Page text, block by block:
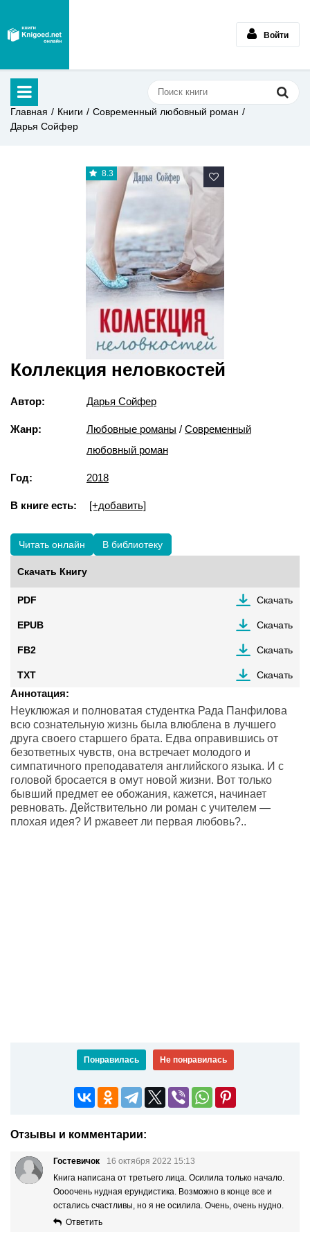
Войти
Главная Книги
Современный любовный роман
Дарья Сойфер
8.3
Коллекция неловкостей
Автор: Дарья Сойфер
Жанр: Любовные романы / Современный
любовный роман
Год: 2018
В книге есть: [+добавить]
Читать онлайн В библиотеку
Скачать Книгу
PDF Скачать
EPUB Скачать
FB2 Скачать
TXT Скачать
Аннотация:
Неуклюжая и полноватая студентка Рада Панфилова
всю сознательную жизнь была влюблена в лучшего
друга своего старшего брата. Едва оправившись от
безответных чувств, она встречает молодого и
симпатичного преподавателя английского языка. И с
головой бросается в омут новой жизни. Вот только
бывший предмет ее обожания, кажется, начинает
ревновать. Действительно ли роман с учителем —
плохая идея? И ржавеет ли первая любовь?..
Понравилась Не понравилась
Отзывы и комментарии:
Гостевичок
16 октября 2022 15:13
Книга написана от третьего лица. Осилила только начало.
Оооочень нудная ерундистика. Возможно в конце все и
остались счастливы, но я не осилила. Очень, очень нудно.
Ответить